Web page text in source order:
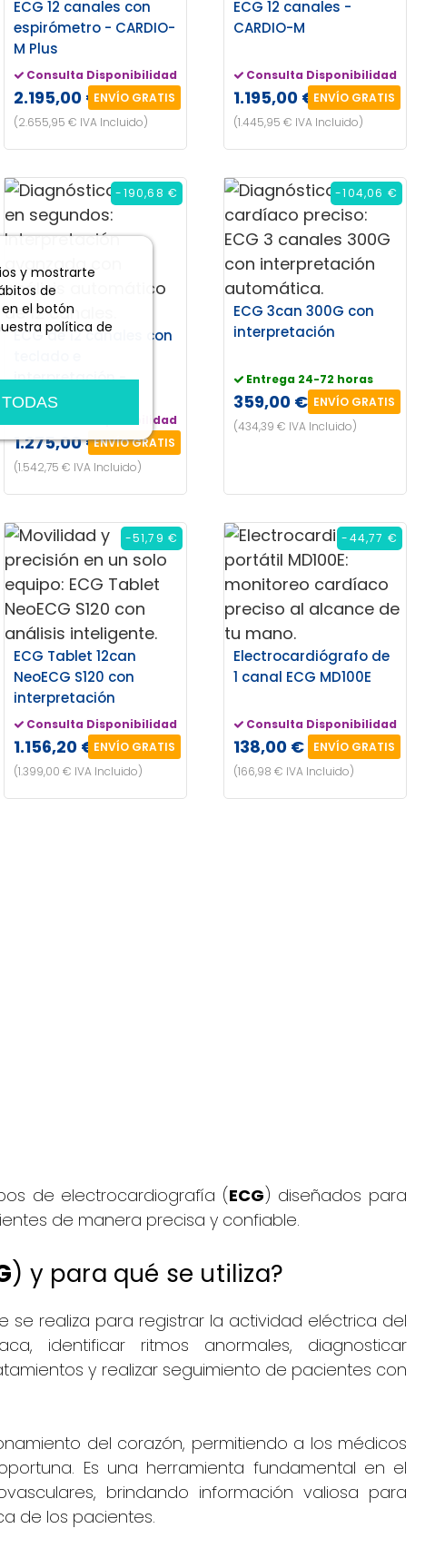
y mostrarte
de
el botón
política de
ECG 12 canales con
espirómetro - CARDIO-
M Plus
Consulta Disponibilidad
2.195,00 €ENVÍO GRATIS
(2.655,95 € IVA Incluido)
ECG 12 canales -
CARDIO-M
Consulta Disponibilidad
1.195,00 €ENVÍO GRATIS
(1.445,95 € IVA Incluido)
ECG de 12 canales con
interpretación -
CM1200A
Consulta Disponibilidad
1.275,00 €ENVÍO GRATIS
(1.542,75 € IVA Incluido)
-190,68 €
ECG 3can 300G con
interpretación
Entrega 24-72 horas
359,00 € ENVÍO GRATIS
(434,39 € IVA Incluido)
-104,06 €
ECG Tablet 12can
NeoECG S120 con
interpretación
Consulta Disponibilidad
1.156,20 €ENVÍO GRATIS
(1.399,00 € IVA Incluido)
-51,79 €
Electrocardiógrafo de
1 canal ECG MD100E
Consulta Disponibilidad
138,00 €
ENVÍO GRATIS
(166,98 € IVA Incluido)
-44,77 €
de electrocardiografía (ECG) diseñados para
de manera precisa y confiable.
) y para qué se utiliza?
realiza para registrar la actividad eléctrica del
identificar ritmos anormales, diagnosticar
y realizar seguimiento de pacientes con
del corazón, permitiendo a los médicos
Es una herramienta fundamental en el
brindando información valiosa para
de los pacientes.